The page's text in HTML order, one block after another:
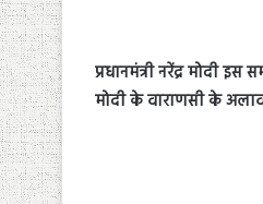
प्रधानमंत्री नरेंद्र मोदी
मोदी के वाराणसी के